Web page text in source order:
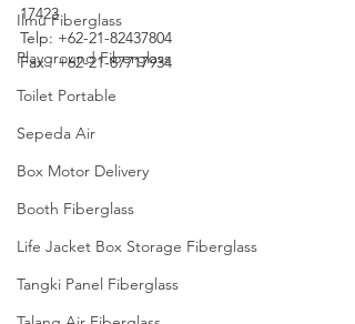
Ilmu Fiberglass
Playground Fiberglass
Toilet Portable
Sepeda Air
Box Motor Delivery
Booth Fiberglass
Life Jacket Box Storage Fiberglass
Tangki Panel Fiberglass
17423
Telp: +62-21-82437804
Fax : +62-21-87717934